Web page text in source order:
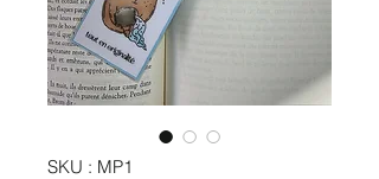
SKU : MP1